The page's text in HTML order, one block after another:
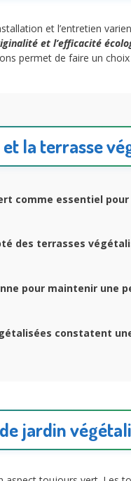
et l’entretien
et l’efficacité
permet de faire un
la terrasse
comme essentiel
des terrasses
pour maintenir une
constatent
jardin